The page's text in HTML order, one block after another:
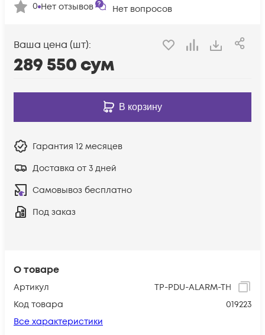
О товаре
Артикул
TP-PDU-ALARM-TH
Код товара
019223
Все характеристики
0 Нет отзывов Нет вопросов
Ваша цена (шт):
289 550сум
В корзину
Гарантия 12 месяцев
Доставка от 3 дней
Самовывоз бесплатно
Под заказ